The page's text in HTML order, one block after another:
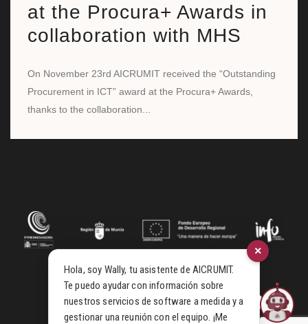
at the Procura+ Awards in
collaboration with MHS
On November 23rd AICRUMIT received the “Outstanding
Procurement in ICT” award at the Procura+ Awards,
thanks to the collaboration...
×
Hola, soy Wally, tu asistente de AICRUMIT.
Te puedo ayudar con información sobre
nuestros servicios de software a medida y a
gestionar una reunión con el equipo. ¡Me